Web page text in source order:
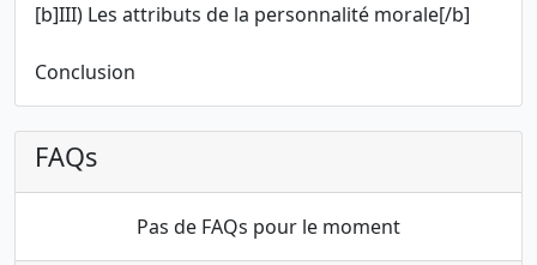
[b]III) Les attributs de la personnalité morale[/b]
Conclusion
FAQs
Pas de FAQs pour le moment